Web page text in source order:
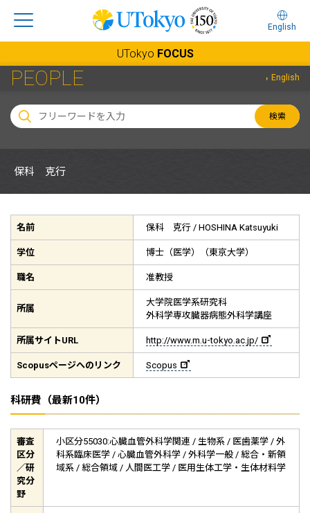
English
UTokyo FOCUS
PEOPLE English
検索
保科 克行
名前 保科 克行 / HOSHINA Katsuyuki
学位 博士（医学）（東京大学）
職名 准教授
所属
大学院医学系研究科
外科学専攻臓器病態外科学講座
所属サイトURL http://www.m.u-tokyo.ac.jp/
Scopusページへのリンク Scopus
科研費（最新10件）
審査
区分
／研
究分
野
小区分55030:心臓血管外科学関連 / 生物系 / 医歯薬学 / 外
科系臨床医学 / 心臓血管外科学 / 外科学一般 / 総合・新領
域系 / 総合領域 / 人間医工学 / 医用生体工学・生体材料学